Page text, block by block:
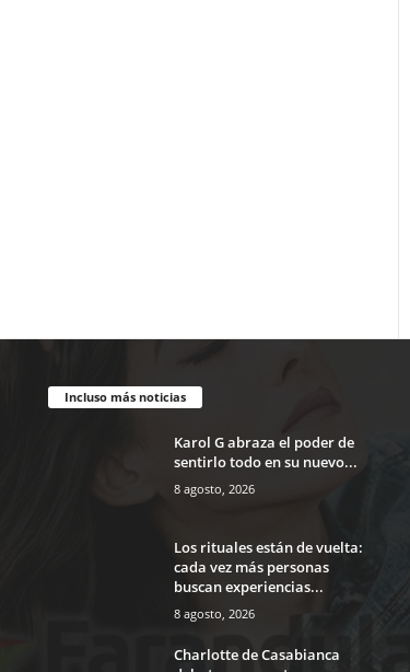
Incluso más noticias
Karol G abraza el poder de
sentirlo todo en su nuevo...
8 agosto, 2026
Los rituales están de vuelta:
cada vez más personas
buscan experiencias...
8 agosto, 2026
Charlotte de Casabianca